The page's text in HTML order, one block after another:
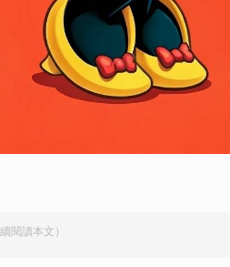
閱讀本文）